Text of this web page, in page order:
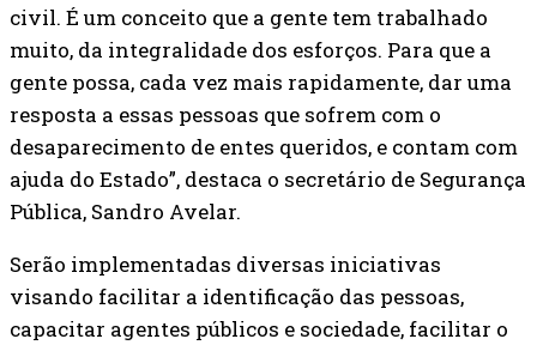
civil. É um conceito que a gente tem trabalhado
muito, da integralidade dos esforços. Para que a
gente possa, cada vez mais rapidamente, dar uma
resposta a essas pessoas que sofrem com o
desaparecimento de entes queridos, e contam com
ajuda do Estado”, destaca o secretário de Segurança
Pública, Sandro Avelar.
Serão implementadas diversas iniciativas
visando facilitar a identificação das pessoas,
capacitar agentes públicos e sociedade, facilitar o